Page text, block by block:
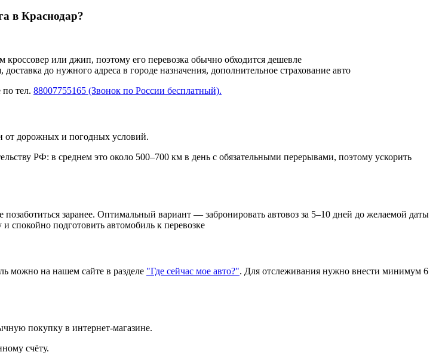
в Краснодар?
или джип, поэтому его перевозка обычно обходится дешевле
до нужного адреса в городе назначения, дополнительное страхование авто
тел. 88007755165 (Звонок по России бесплатный).
от дорожных и погодных условий.
РФ: в среднем это около 500–700 км в день с обязательными перерывами, поэтому ускорить
заранее. Оптимальный вариант — забронировать автовоз за 5–10 дней до желаемой даты
спокойно подготовить автомобиль к перевозке
можно на нашем сайте в разделе "Где сейчас мое авто?". Для отслеживания нужно внести минимум 6
покупку в интернет‑магазине.
счёту.